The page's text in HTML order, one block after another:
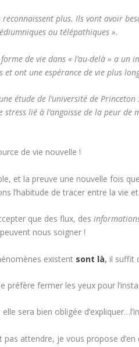
reconnaissent plus. Ils vont avoir
ou télépathiques ».
forme de vie dans « l’au-delà » a
et ont une espérance de vie plus
étude de l’université de
stress lié à l’angoisse de la peur
de vie nouvelle !
et la preuve une nouvelle fois
l’habitude de tracer entre la vie
que des flux, des
nous soigner !
existent sont là, il suffit
préfère fermer les yeux pour
sera bien obligée
pas attendre, je vous propose d’en